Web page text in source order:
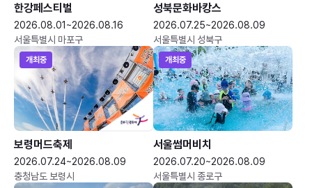
한강페스티벌
2026.08.01~2026.08.16
서울특별시 마포구
성북문화바캉스
2026.07.25~2026.08.09
서울특별시 성북구
개최중
보령머드축제
2026.07.24~2026.08.09
충청남도 보령시
개최중
서울썸머비치
2026.07.20~2026.08.09
서울특별시 종로구